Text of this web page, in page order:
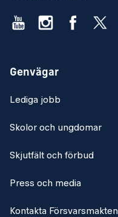
Genvägar
Lediga jobb
Skolor och ungdomar
Skjutfält och förbud
Press och media
Kontakta Försvarsmakten